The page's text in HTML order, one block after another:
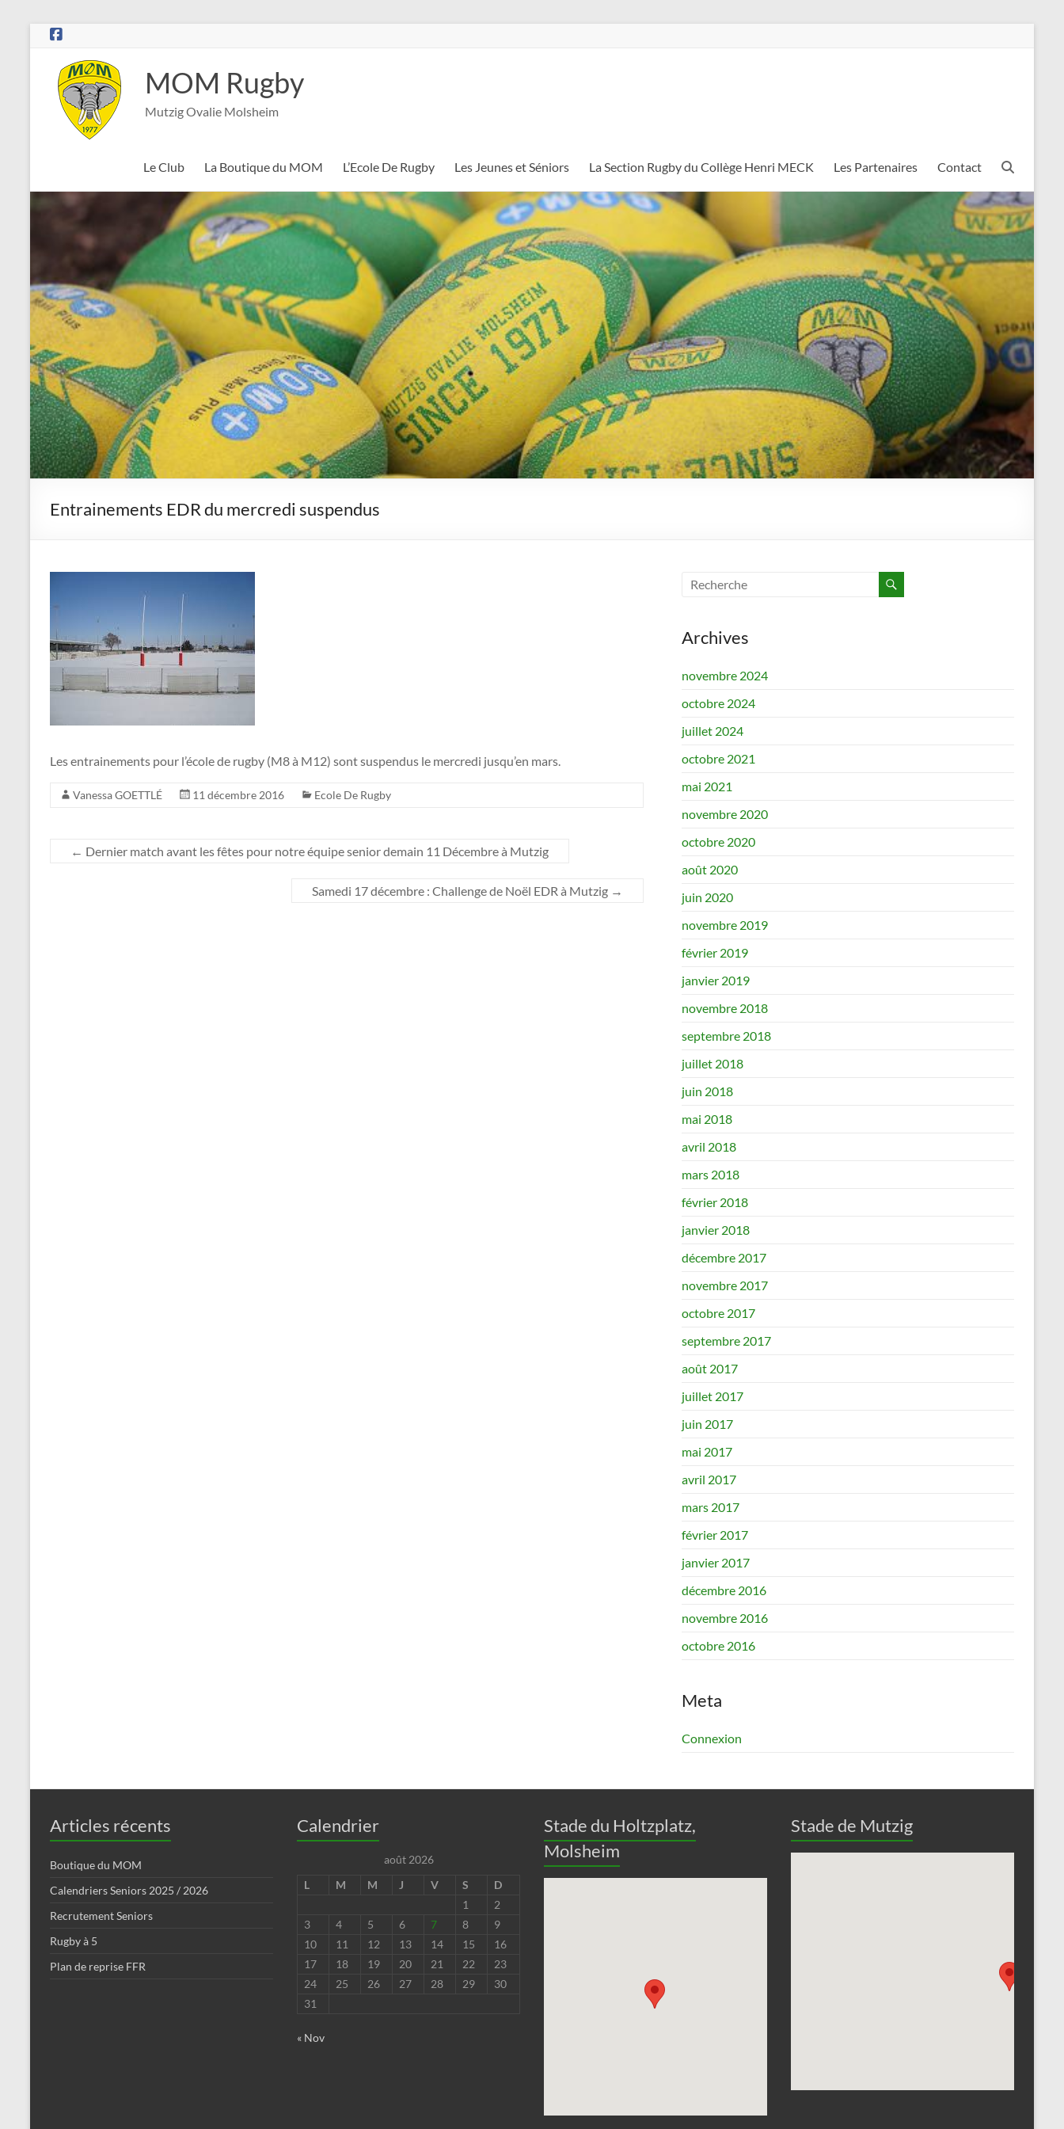
Aller
contenu
MOM Rugby
Mutzig Ovalie Molsheim
Le Club La Boutique du MOM L’Ecole De Rugby Les Jeunes et Séniors La Section Rugby du Collège Henri MECK Les Partenaires Contact
Entrainements EDR du mercredi suspendus
Les entrainements pour l’école de rugby (M8 à M12) sont suspendus le mercredi jusqu’en mars.
Vanessa GOETTLÉ 11 décembre 2016 Ecole De Rugby
← Dernier match avant les fêtes pour notre équipe senior demain 11 Décembre à Mutzig
Samedi 17 décembre : Challenge de Noël EDR à Mutzig →
Archives
novembre 2024
octobre 2024
juillet 2024
octobre 2021
mai 2021
novembre 2020
octobre 2020
août 2020
juin 2020
novembre 2019
février 2019
janvier 2019
novembre 2018
septembre 2018
juillet 2018
juin 2018
mai 2018
avril 2018
mars 2018
février 2018
janvier 2018
décembre 2017
novembre 2017
octobre 2017
septembre 2017
août 2017
juillet 2017
juin 2017
mai 2017
avril 2017
mars 2017
février 2017
janvier 2017
décembre 2016
novembre 2016
octobre 2016
Meta
Connexion
Articles récents
Boutique du MOM
Calendriers Seniors 2025 / 2026
Recrutement Seniors
Rugby à 5
Plan de reprise FFR
Calendrier
août 2026
L
M M J V S
D
1
2
3
4 5 6 7 8
9
10
11 12 13 14 15
16
17
18 19 20 21 22
23
24
25 26 27 28 29
30
31
« Nov
Stade du Holtzplatz,
Molsheim
Stade de Mutzig